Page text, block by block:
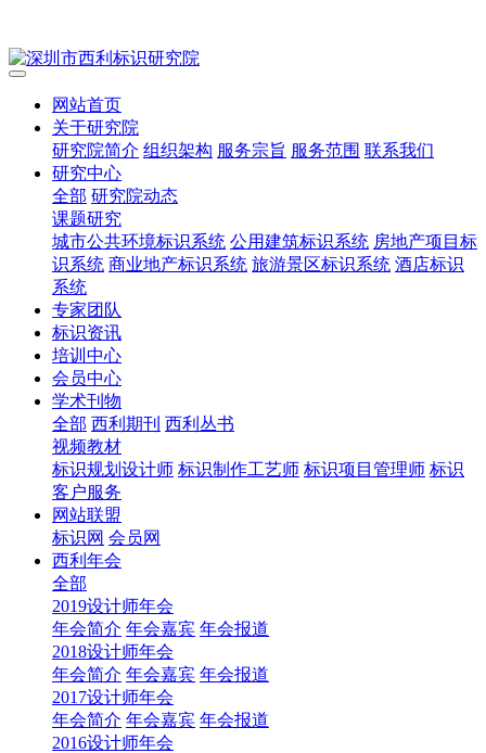
网站首页
关于研究院
研究院简介 组织架构 服务宗旨 服务范围 联系我们
研究中心
全部 研究院动态
课题研究
城市公共环境标识系统 公用建筑标识系统 房地产项目标
识系统 商业地产标识系统 旅游景区标识系统 酒店标识
系统
专家团队
标识资讯
培训中心
会员中心
学术刊物
全部 西利期刊 西利丛书
视频教材
标识规划设计师 标识制作工艺师 标识项目管理师 标识
客户服务
网站联盟
标识网 会员网
西利年会
全部
2019设计师年会
年会简介 年会嘉宾 年会报道
2018设计师年会
年会简介 年会嘉宾 年会报道
2017设计师年会
年会简介 年会嘉宾 年会报道
2016设计师年会